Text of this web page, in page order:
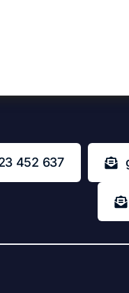
452 637